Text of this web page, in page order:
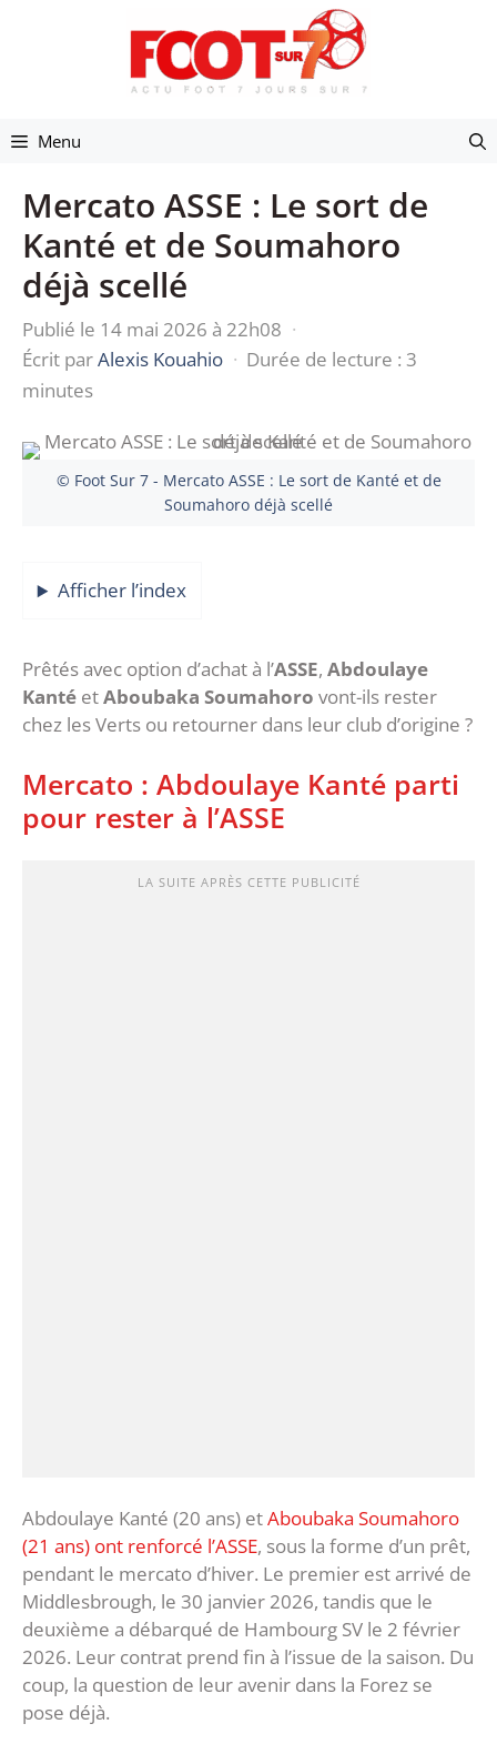
Menu
Mercato ASSE : Le sort de
Kanté et de Soumahoro
déjà scellé
Publié le 14 mai 2026 à 22h08 ·
Écrit parAlexis Kouahio · Durée de lecture : 3
minutes
© Foot Sur 7 - Mercato ASSE : Le sort de Kanté et de
Soumahoro déjà scellé
Afficher l’index
Prêtés avec option d’achat à l’ASSE, Abdoulaye
Kanté etAboubaka Soumahoro vont-ils rester
chez les Verts ou retourner dans leur club d’origine ?
Mercato : Abdoulaye Kanté parti
pour rester à l’ASSE
LA SUITE APRÈS CETTE PUBLICITÉ
Abdoulaye Kanté (20 ans) etAboubaka Soumahoro
(21 ans) ont renforcé l’ASSE, sous la forme d’un prêt,
pendant le mercato d’hiver. Le premier est arrivé de
Middlesbrough, le 30 janvier 2026, tandis que le
deuxième a débarqué de Hambourg SV le 2 février
2026. Leur contrat prend fin à l’issue de la saison. Du
coup, la question de leur avenir dans la Forez se
pose déjà.